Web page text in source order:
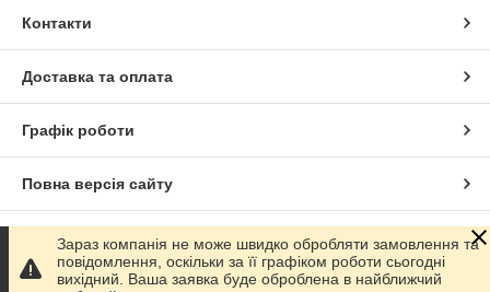
Контакти
Доставка та оплата
Графік роботи
Повна версія сайту
Сайт створено на маркетплейсіProm.ua
Зараз компанія не може швидко обробляти замовлення та
повідомлення, оскільки за її графіком роботи сьогодні
вихідний. Ваша заявка буде оброблена в найближчий